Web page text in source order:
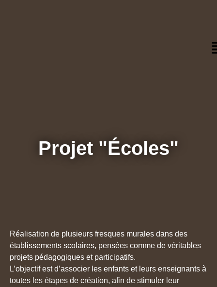
Projet "Écoles"
Réalisation de plusieurs fresques murales dans des
établissements scolaires, pensées comme de véritables
projets pédagogiques et participatifs.
L’objectif est d’associer les enfants et leurs enseignants à
toutes les étapes de création, afin de stimuler leur